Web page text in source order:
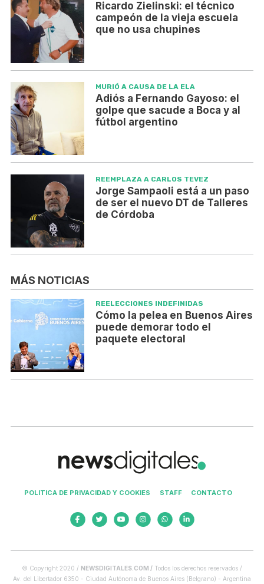
Ricardo Zielinski: el técnico
campeón de la vieja escuela
que no usa chupines
MURIÓ A CAUSA DE LA ELA
Adiós a Fernando Gayoso: el
golpe que sacude a Boca y al
fútbol argentino
REEMPLAZA A CARLOS TEVEZ
Jorge Sampaoli está a un paso
de ser el nuevo DT de Talleres
de Córdoba
MÁS NOTICIAS
REELECCIONES INDEFINIDAS
Cómo la pelea en Buenos Aires
puede demorar todo el
paquete electoral
POLITICA DE PRIVACIDAD Y COOKIES STAFF CONTACTO
© Copyright 2020 / NEWSDIGITALES.COM / Todos los derechos reservados /
Av. del Libertador 6350 - Ciudad Autónoma de Buenos Aires (Belgrano) - Argentina